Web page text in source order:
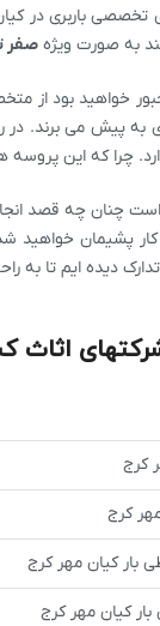
باربری در کیان
به صورت ویژه صفر
خواهید بود از
پیش می برند. در
چرا که این
است چنان چه قصد
کار پشیمان
دیده ایم تا به
اثاث
کرج
کرج
بار کیان مهر کرج
کیان مهر کرج